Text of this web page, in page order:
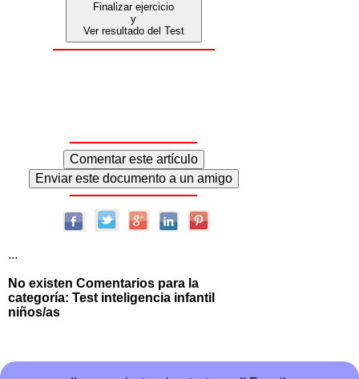
Finalizar ejercicio
y
Ver resultado del Test
...
No existen Comentarios para la
categoría: Test inteligencia infantil
niños/as